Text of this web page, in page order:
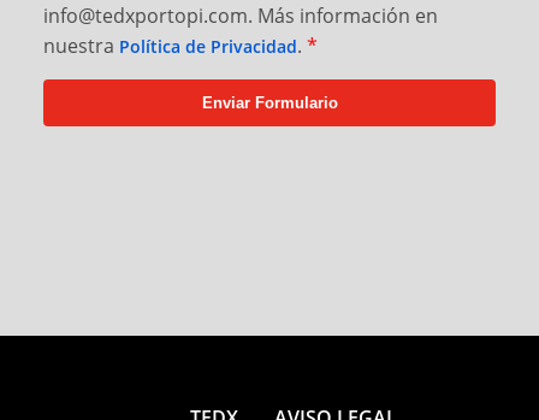
info@tedxportopi.com. Más información en
nuestra Política de Privacidad. *